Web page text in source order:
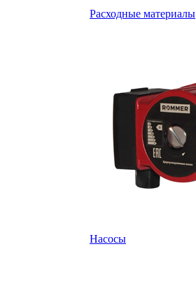
Расходные материалы
Насосы